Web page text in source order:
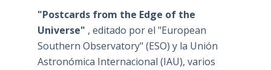
"Postcards from the Edge of the
Universe" , editado por el "European
Southern Observatory" (ESO) y la Unión
Astronómica Internacional (IAU), varios